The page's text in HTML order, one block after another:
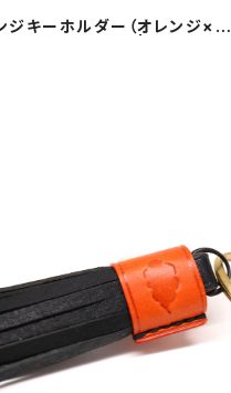
ジキーホルダー（オレンジ×ブ